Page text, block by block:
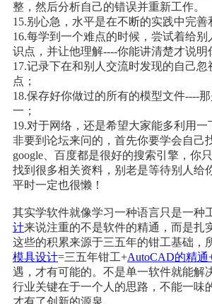
整，然后分析自己的错误并重新工作。
15.别心急，水平是在不断的实践中完善
16.每学到一个难点的时候，尝试着给别
识点，并让他理解----你能讲清楚才说明
17.记录下在和别人交流时发现的自己忽
点；
18.保存好你做过的所有的模型文件----
一；
19.对于网络，还是希望大家能多利用一
非要到论坛来问的，首先你要学会自己
google、百度都是很好的搜索引擎，你
找到很多相关资料，别老是等待别人给
平时一定也很懒！
其实学软件就像学习一种语言只是一种
计来说注重的不是软件的精通，而是扎
这些的积累来源于三五年的钳工基础，
模具设计=三五年钳工+AutoCAD的精通
遇，才有可能的。不是单一软件就能解
行业关键在于一个人的思路，不能一味